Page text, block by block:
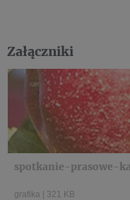
Załączniki
spotkanie-prasowe-
grafika 321 KB